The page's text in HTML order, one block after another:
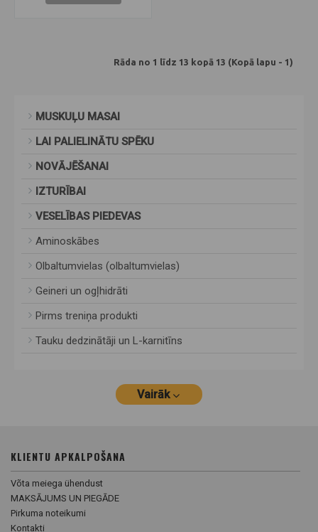
Rāda no 1 līdz 13 kopā 13 (Kopā lapu - 1)
MUSKUĻU MASAI
LAI PALIELINĀTU SPĒKU
NOVĀJĒŠANAI
IZTURĪBAI
VESELĪBAS PIEDEVAS
Aminoskābes
Olbaltumvielas (olbaltumvielas)
Geineri un ogļhidrāti
Pirms treniņa produkti
Tauku dedzinātāji un L-karnitīns
Vairāk
KLIENTU APKALPOŠANA
Võta meiega ühendust
MAKSĀJUMS UN PIEGĀDE
Pirkuma noteikumi
Kontakti